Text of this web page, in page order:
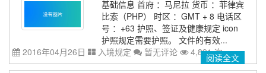
基础信息 首府 ：马尼拉 货币 ：菲律宾
比索（PHP） 时区 ：GMT + 8 电话区
号 ：+63 护照、签证及健康规定 icon
护照规定需要护照。 文件的有效...
2016年04月26日
入境规定 暂无评论 4,891 次阅读全文